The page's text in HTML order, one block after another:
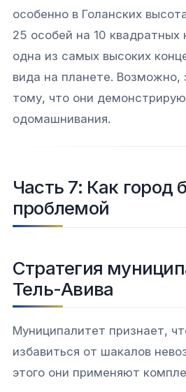
особенно в Голанских
25 особей на 10
одна из самых высоких
вида на планете. Возможно,
тому, что они
одомашнивания.
Часть 7: Как город
проблемой
Стратегия
Тель-Авива
Муниципалитет признает,
избавиться от шакалов
этого они применяют